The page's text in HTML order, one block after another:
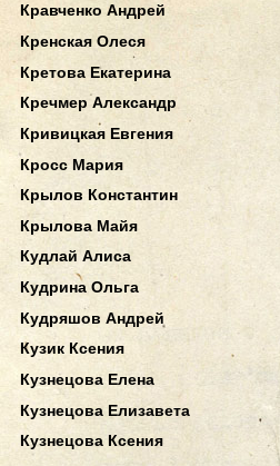
Кравченко Андрей
Кренская Олеся
Кретова Екатерина
Кречмер Александр
Кривицкая Евгения
Кросс Мария
Крылов Константин
Крылова Майя
Кудлай Алиса
Кудрина Ольга
Кудряшов Андрей
Кузик Ксения
Кузнецова Елена
Кузнецова Елизавета
Кузнецова Ксения